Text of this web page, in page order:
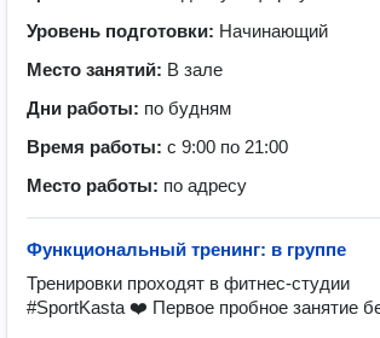
Уровень подготовки: Начинающий
Место занятий: В зале
Дни работы: по будням
Время работы: с 9:00 по 21:00
Место работы: по адресу
Функциональный тренинг: в группе
Тренировки проходят в фитнес-студии
#SportKasta ❤️ Первое пробное занятие